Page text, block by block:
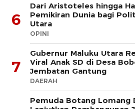
6
Dari Aristoteles hingga
Pemikiran Dunia bagi
Utara
OPINI
7
Gubernur Maluku Utara
Viral Anak SD di Desa
Jembatan Gantung
DAERAH
Pemuda Botang Lomang